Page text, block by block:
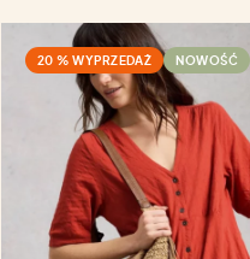
20 % WYPRZEDAŻ NOWOŚĆ